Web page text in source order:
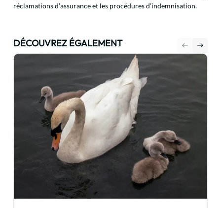
réclamations d’assurance et les procédures d’indemnisation.
DÉCOUVREZ ÉGALEMENT